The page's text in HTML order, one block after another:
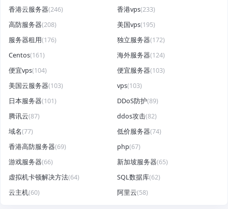
香港云服务器(246) 香港vps(233)
高防服务器(208) 美国vps(195)
服务器租用(176) 独立服务器(172)
Centos(161) 海外服务器(124)
便宜vps(104) 便宜服务器(103)
美国云服务器(103) vps(103)
日本服务器(101) DDoS防护(89)
腾讯云(87) ddos攻击(82)
域名(77) 低价服务器(74)
香港高防服务器(69) php(67)
游戏服务器(66) 新加坡服务器(65)
虚拟机卡顿解决方法(64) SQL数据库(62)
云主机(60) 阿里云(58)